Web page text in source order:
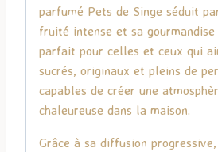
parfumé Pets de Singe séduit
fruité intense et sa
parfait pour celles et ceux qui
sucrés, originaux et pleins de
capables de créer une
chaleureuse dans la maison.
Grâce à sa diffusion